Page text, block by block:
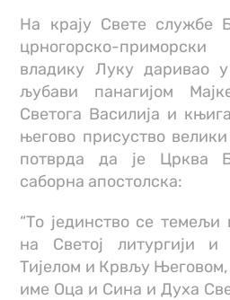
На крају Свете службе
црногорско-
владику Луку даривао
љубави панагијом
Светога Василија и
његово присуство
потврда да је Црква
саборна апостолска:
“То јединство се темељи
на Светој литургији
Тијелом и Крвљу
име Оца и Сина и Духа